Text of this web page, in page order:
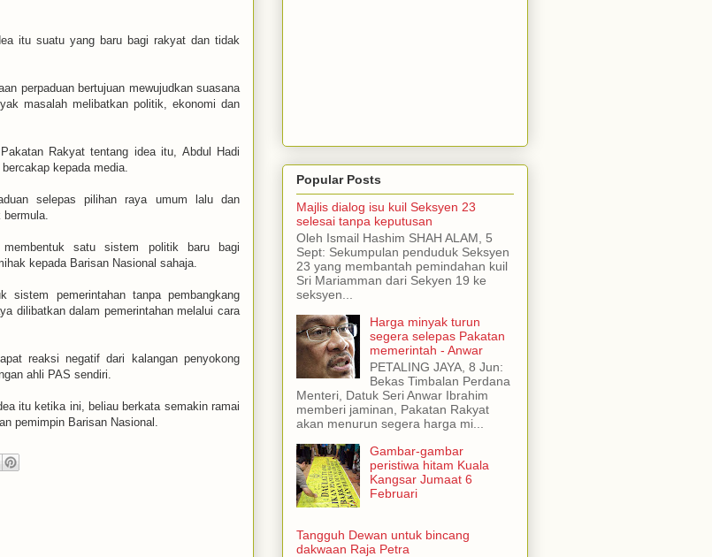
itu suatu yang baru bagi rakyat dan tidak
perpaduan bertujuan mewujudkan suasana
masalah melibatkan politik, ekonomi dan
Rakyat tentang idea itu, Abdul Hadi
kepada media.
selepas pilihan raya umum lalu dan
satu sistem politik baru bagi
kepada Barisan Nasional sahaja.
sistem pemerintahan tanpa pembangkang
dilibatkan dalam pemerintahan melalui cara
reaksi negatif dari kalangan penyokong
ahli PAS sendiri.
itu ketika ini, beliau berkata semakin ramai
pemimpin Barisan Nasional.
Popular Posts
Majlis dialog isu kuil Seksyen 23
selesai tanpa keputusan
Oleh Ismail Hashim SHAH ALAM, 5
Sept: Sekumpulan penduduk Seksyen
23 yang membantah pemindahan kuil
Sri Mariamman dari Sekyen 19 ke
seksyen...
Harga minyak turun
segera selepas Pakatan
memerintah - Anwar
PETALING JAYA, 8 Jun:
Bekas Timbalan Perdana
Menteri, Datuk Seri Anwar Ibrahim
memberi jaminan, Pakatan Rakyat
akan menurun segera harga mi...
Gambar-gambar
peristiwa hitam Kuala
Kangsar Jumaat 6
Februari
Tangguh Dewan untuk bincang
dakwaan Raja Petra